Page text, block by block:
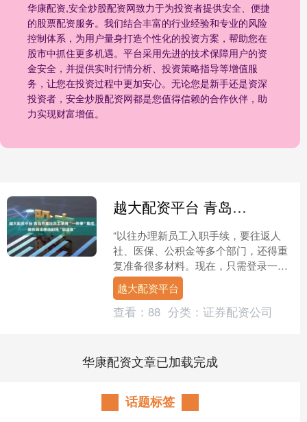
华康配资,安全炒股配资网致力于为投资者提供安全、便捷
的股票配资服务。我们结合丰富的行业经验和专业的风险
控制体系，为用户量身打造个性化的投资方案，帮助您在
股市中抓住更多机遇。平台采用先进的技术保障用户的资
金安全，并提供实时行情分析、投资策略指导等增值服
务，让您在投资过程中更加安心。无论您是新手还是资深
投资者，安全炒股配资网都是您值得信赖的合作伙伴，助
力实现财富增值。
越大配资平台 青岛市推出员工录用“一件事”集成服务跑出便企利民“加速度”
“以往办理新员工入职手续，要往返人
社、医保、公积金等多个部门，还得重
复准备很多材料。现在，只需登录一个
平台，填一张表，不用跑腿就能‘一次办
好’，真是省时又省心。....
越大配资平台
查看： 88 分类： 证券配资公司
华康配资文章已加载完成
话题标签